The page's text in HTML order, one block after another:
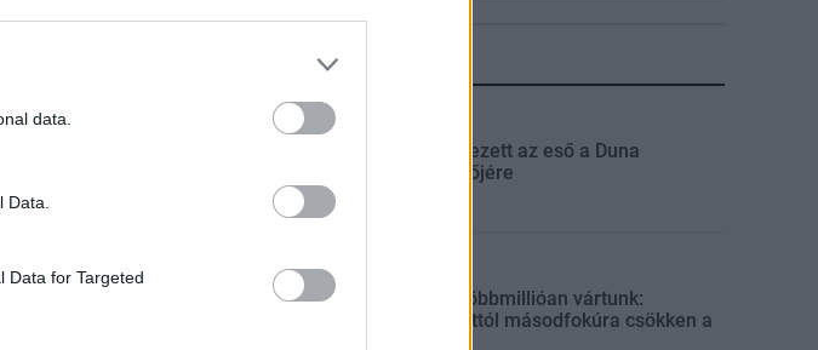
data.
Data for Targeted
LEGFRISSEBB
Megérkezett az eső a Duna
vízgyűjtőjére
Amire többmillióan vártunk:
szombattól másodfokúra csökken a